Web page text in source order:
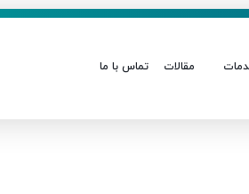
مقالات تماس با ما